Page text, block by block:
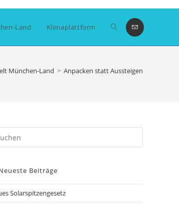
Land Klimaplattform Website-
München-Land > Anpacken statt Aussteigen
Escape
Beiträge
Solarspitzengesetz